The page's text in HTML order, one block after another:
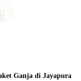
Ganja di Jayapura